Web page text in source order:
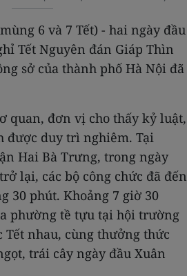
6 và 7 Tết) - hai ngày đầu
Tết Nguyên đán Giáp Thìn
sở của thành phố Hà Nội đã
quan, đơn vị cho thấy kỷ luật,
được duy trì nghiêm. Tại
Hai Bà Trưng, trong ngày
lại, các bộ công chức đã đến
30 phút. Khoảng 7 giờ 30
phường tề tựu tại hội trường
nhau, cùng thưởng thức
trái cây ngày đầu Xuân